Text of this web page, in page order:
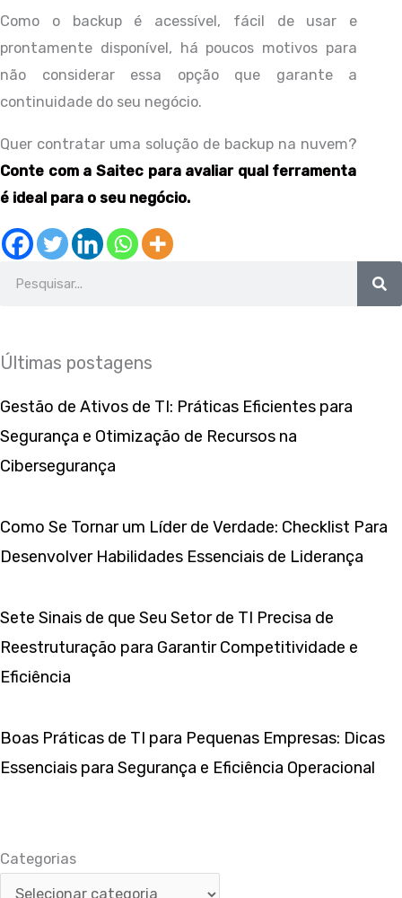
Como o backup é acessível, fácil de usar e
prontamente disponível, há poucos motivos para
não considerar essa opção que garante a
continuidade do seu negócio.
Quer contratar uma solução de backup na nuvem?
Conte com a Saitec para avaliar qual ferramenta
é ideal para o seu negócio.
Últimas postagens
Gestão de Ativos de TI: Práticas Eficientes para
Segurança e Otimização de Recursos na
Cibersegurança
Como Se Tornar um Líder de Verdade: Checklist Para
Desenvolver Habilidades Essenciais de Liderança
Sete Sinais de que Seu Setor de TI Precisa de
Reestruturação para Garantir Competitividade e
Eficiência
Boas Práticas de TI para Pequenas Empresas: Dicas
Essenciais para Segurança e Eficiência Operacional
Categorias